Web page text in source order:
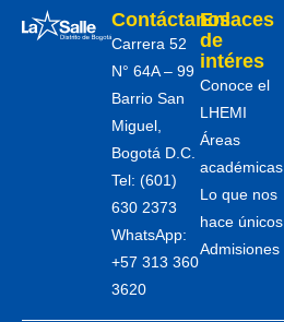
Contáctanos
Carrera 52
N° 64A – 99
Barrio San
Miguel,
Bogotá D.C.
Tel: (601)
630 2373
WhatsApp:
+57 313 360
3620
Enlaces
de
intéres
Conoce el
LHEMI
Áreas
académicas
Lo que nos
hace únicos
Admisiones